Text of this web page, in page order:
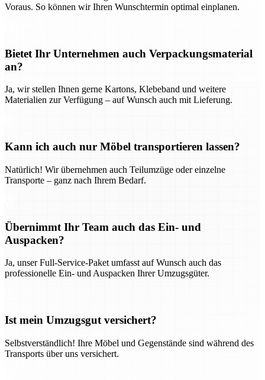
Voraus. So können wir Ihren Wunschtermin optimal einplanen.
Bietet Ihr Unternehmen auch Verpackungsmaterial
an?
Ja, wir stellen Ihnen gerne Kartons, Klebeband und weitere
Materialien zur Verfügung – auf Wunsch auch mit Lieferung.
Kann ich auch nur Möbel transportieren lassen?
Natürlich! Wir übernehmen auch Teilumzüge oder einzelne
Transporte – ganz nach Ihrem Bedarf.
Übernimmt Ihr Team auch das Ein- und
Auspacken?
Ja, unser Full-Service-Paket umfasst auf Wunsch auch das
professionelle Ein- und Auspacken Ihrer Umzugsgüter.
Ist mein Umzugsgut versichert?
Selbstverständlich! Ihre Möbel und Gegenstände sind während des
Transports über uns versichert.